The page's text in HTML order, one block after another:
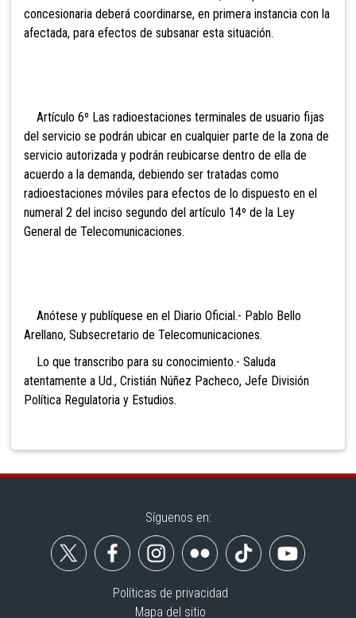
concesionaria deberá coordinarse, en primera instancia con la
afectada, para efectos de subsanar esta situación.
Artículo 6º Las radioestaciones terminales de usuario fijas
del servicio se podrán ubicar en cualquier parte de la zona de
servicio autorizada y podrán reubicarse dentro de ella de
acuerdo a la demanda, debiendo ser tratadas como
radioestaciones móviles para efectos de lo dispuesto en el
numeral 2 del inciso segundo del artículo 14º de la Ley
General de Telecomunicaciones.
Anótese y publíquese en el Diario Oficial.- Pablo Bello
Arellano, Subsecretario de Telecomunicaciones.
Lo que transcribo para su conocimiento.- Saluda
atentamente a Ud., Cristián Núñez Pacheco, Jefe División
Política Regulatoria y Estudios.
Síguenos en:
Políticas de privacidad
Mapa del sitio